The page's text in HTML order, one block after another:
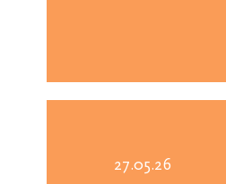
27.05.26